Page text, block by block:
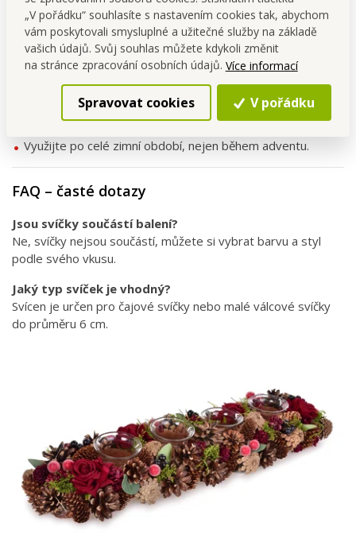
„V pořádku“ souhlasíte s nastavením cookies tak, abychom
vám poskytovali smysluplné a užitečné služby na základě
vašich údajů. Svůj souhlas můžete kdykoli změnit
na stránce zpracování osobních údajů. Více informací
Spravovat cookies V pořádku
Tipy na použití
Umístěte jakostředobod sváteční tabule.
atmosféru.
Kombinujte s dalšímirustikálními dekoracemi v
Využijte po celé zimní období, nejen během adventu.
FAQ – časté dotazy
Jsou svíčky součástí balení?
Ne, svíčky nejsou součástí, můžete si vybrat barvu a styl
podle svého vkusu.
Jaký typ svíček je vhodný?
Svícen je určen pro čajové svíčky nebo malé válcové svíčky
do průměru 6 cm.